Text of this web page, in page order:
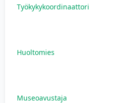
Työkykykoordinaattori
Huoltomies
Museoavustaja